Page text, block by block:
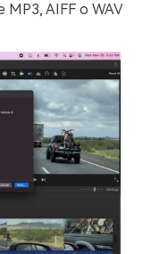
MP3, AIFF o WAV